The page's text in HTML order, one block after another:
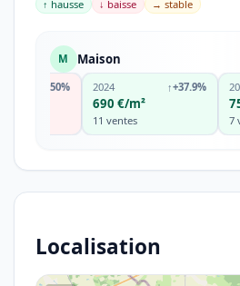
↑ hausse ↓ baisse → stable
M Maison
-50% 2024 ↑+37.9%
690 €/m²
11 ventes 7
Localisation